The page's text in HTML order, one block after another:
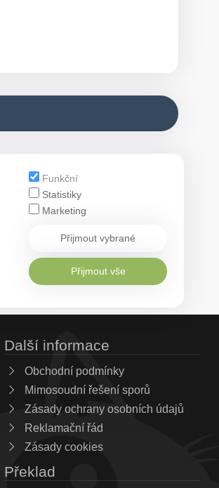
Funkční
Statistiky
Marketing
Přijmout vybrané
Přijmout vše
Další informace
Obchodní podmínky
Mimosoudní řešení sporů
Zásady ochrany osobních údajů
Reklamační řád
Zásady cookies
Překlad